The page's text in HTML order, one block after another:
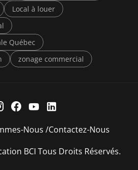
Local à louer
Québec
zonage commercial
Nous Contactez-Nous
BCI Tous Droits Réservés.